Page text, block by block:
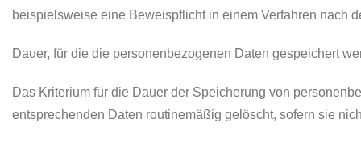
beispielsweise eine Beweispflicht in einem Verfahren nach
Dauer, für die die personenbezogenen Daten gespeichert
Das Kriterium für die Dauer der Speicherung von
entsprechenden Daten routinemäßig gelöscht, sofern sie